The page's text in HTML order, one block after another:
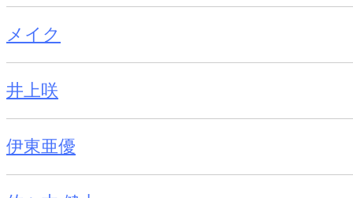
メイク
井上咲
伊東亜優